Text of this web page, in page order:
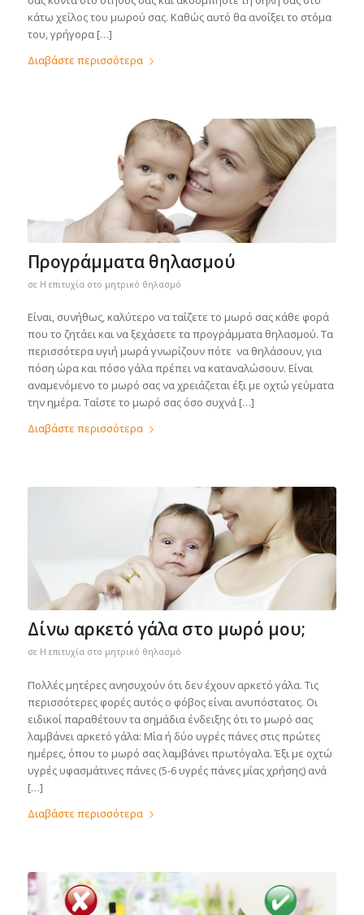
κάτω χείλος του μωρού σας. Καθώς αυτό θα ανοίξει το στόμα
του, γρήγορα […]
Διαβάστε περισσότερα
Προγράμματα θηλασμού
σε Η επιτυχία στο μητρικό θηλασμό
Είναι, συνήθως, καλύτερο να ταΐζετε το μωρό σας κάθε φορά
που το ζητάει και να ξεχάσετε τα προγράμματα θηλασμού. Τα
περισσότερα υγιή μωρά γνωρίζουν πότε να θηλάσουν, για
πόση ώρα και πόσο γάλα πρέπει να καταναλώσουν. Είναι
αναμενόμενο το μωρό σας να χρειάζεται έξι με οχτώ γεύματα
την ημέρα. Ταΐστε το μωρό σας όσο συχνά […]
Διαβάστε περισσότερα
Δίνω αρκετό γάλα στο μωρό μου;
σε Η επιτυχία στο μητρικό θηλασμό
Πολλές μητέρες ανησυχούν ότι δεν έχουν αρκετό γάλα. Τις
περισσότερες φορές αυτός ο φόβος είναι ανυπόστατος. Οι
ειδικοί παραθέτουν τα σημάδια ένδειξης ότι το μωρό σας
λαμβάνει αρκετό γάλα: Μία ή δύο υγρές πάνες στις πρώτες
ημέρες, όπου το μωρό σας λαμβάνει πρωτόγαλα. Έξι με οχτώ
υγρές υφασμάτινες πάνες (5-6 υγρές πάνες μίας χρήσης) ανά
[…]
Διαβάστε περισσότερα